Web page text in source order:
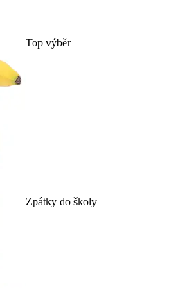
Top výběr
Zpátky do školy